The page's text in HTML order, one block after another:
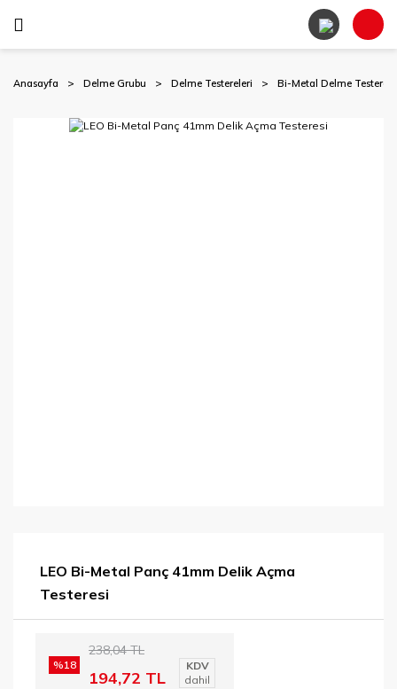
Anasayfa Delme Grubu Delme Testereleri Bi-Metal Delme
LEO Bi-Metal Panç 41mm Delik Açma
Testeresi
%18
238,04 TL
194,72 TL
KDV
dahil